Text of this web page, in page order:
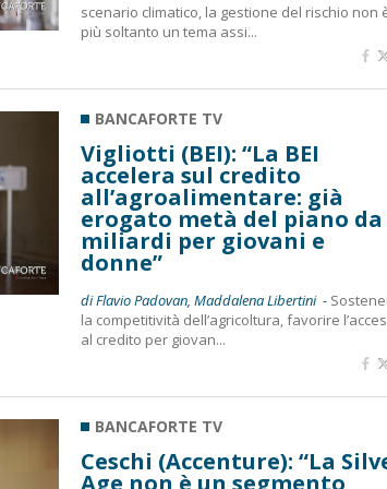
scenario climatico, la gestione del rischio non
più soltanto un tema assi...
BANCAFORTE TV
Vigliotti (BEI): “La BEI
accelera sul credito
all’agroalimentare: già
erogato metà del piano da
miliardi per giovani e
donne”
di Flavio Padovan, Maddalena Libertini -
la competitività dell’agricoltura, favorire
al credito per giovan...
BANCAFORTE TV
Ceschi (Accenture): “La
Age non è un segmento